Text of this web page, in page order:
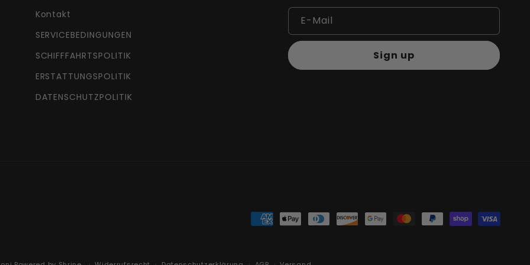
Kontakt
SERVICEBEDINGUNGEN
SCHIFFFAHRTSPOLITIK
ERSTATTUNGSPOLITIK
DATENSCHUTZPOLITIK
E-Mail
Sign up
Zahlungsmethoden